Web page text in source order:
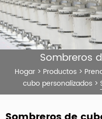
Sombreros
Hogar > Productos >
cubo personalizados>